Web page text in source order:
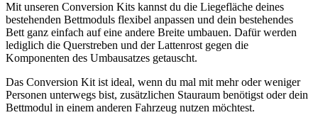
Mit unseren Conversion Kits kannst du die Liegefläche deines
bestehenden Bettmoduls flexibel anpassen und dein bestehendes
Bett ganz einfach auf eine andere Breite umbauen. Dafür werden
lediglich die Querstreben und der Lattenrost gegen die
Komponenten des Umbausatzes getauscht.
Das Conversion Kit ist ideal, wenn du mal mit mehr oder weniger
Personen unterwegs bist, zusätzlichen Stauraum benötigst oder dein
Bettmodul in einem anderen Fahrzeug nutzen möchtest.